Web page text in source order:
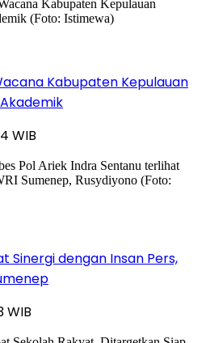
Kabupaten Kepulauan
WIB
Sinergi dengan Insan Pers,
WIB